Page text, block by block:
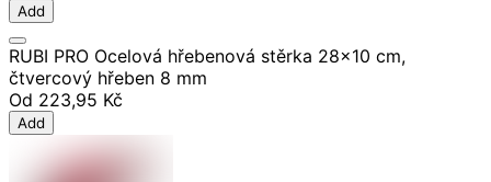
Add
RUBI PRO Ocelová hřebenová stěrka 28x10 cm,
čtvercový hřeben 8 mm
Od 223,95 Kč
Add